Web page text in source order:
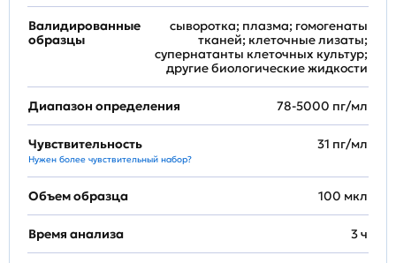
Валидированные
образцы
сыворотка; плазма; гомогенаты
тканей; клеточные лизаты;
супернатанты клеточных культур;
другие биологические жидкости
Диапазон определения 78-5000 пг/мл
Чувствительность
Нужен более чувствительный набор?
31 пг/мл
Объем образца 100 мкл
Время анализа 3 ч